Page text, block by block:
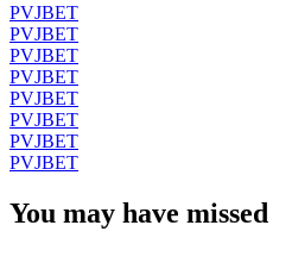
PVJBET
PVJBET
PVJBET
PVJBET
PVJBET
PVJBET
PVJBET
PVJBET
You may have missed